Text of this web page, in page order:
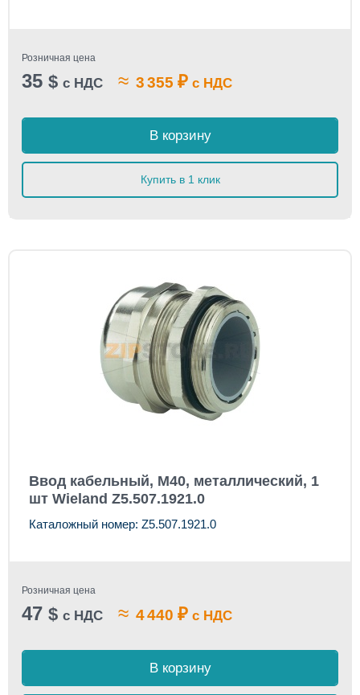
Розничная цена
35 $ с НДС ≈ 3 355 ₽ с НДС
В корзину
Купить в 1 клик
Ввод кабельный, M40, металлический, 1
шт Wieland Z5.507.1921.0
Каталожный номер: Z5.507.1921.0
Розничная цена
47 $ с НДС ≈ 4 440 ₽ с НДС
В корзину